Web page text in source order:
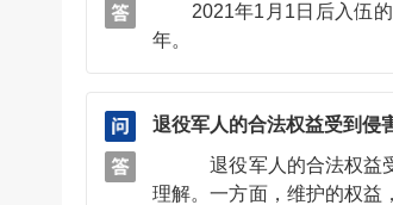
2021年1月1日后入伍的
年。
退役军人的合法权益受到侵
退役军人的合法权益受法
理解。一方面，维护的权益